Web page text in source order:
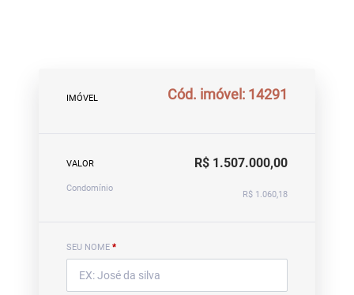
IMÓVEL Cód. imóvel: 14291
VALOR R$ 1.507.000,00
Condomínio
R$ 1.060,18
SEU NOME *